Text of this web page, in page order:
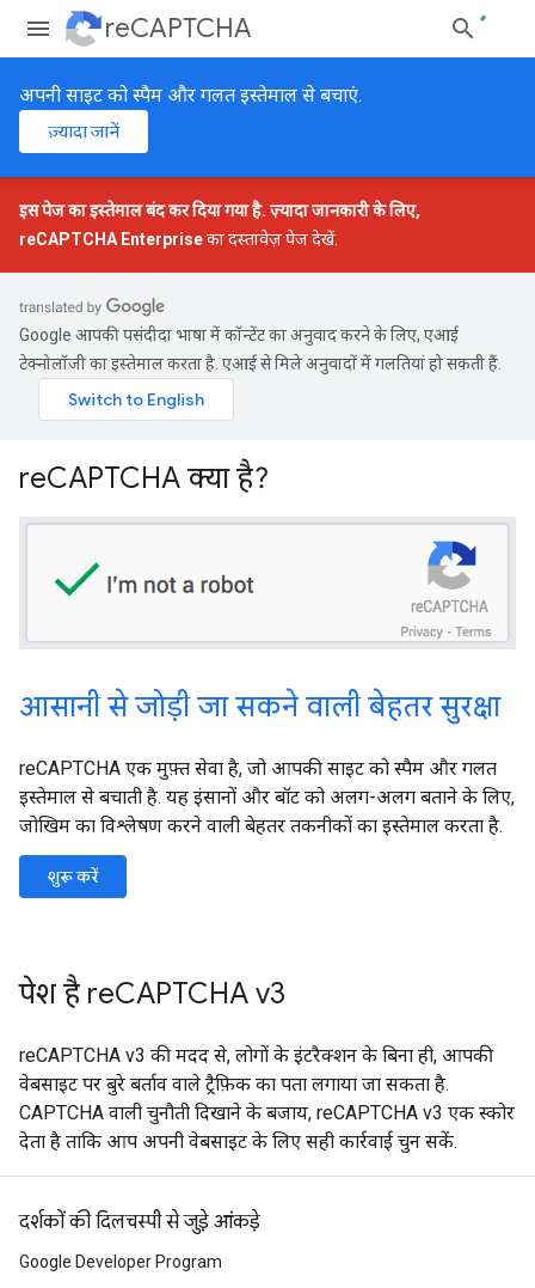
reCAPTCHA
अपनी साइट को स्पैम और गलत इस्तेमाल से बचाएं.
ज़्यादा जानें
इस पेज का इस्तेमाल बंद कर दिया गया है. ज़्यादा जानकारी के लिए,
reCAPTCHA Enterpriseका दस्तावेज़ पेज देखें.
Google आपकी पसंदीदा भाषा में कॉन्टेंट का अनुवाद करने के लिए, एआई
टेक्नोलॉजी का इस्तेमाल करता है. एआई से मिले अनुवादों में गलतियां हो सकती हैं.
reCAPTCHA क्या है?
आसानी से जोड़ी जा सकने वाली बेहतर सुरक्षा
reCAPTCHA एक मुफ़्त सेवा है, जो आपकी साइट को स्पैम और गलत
इस्तेमाल से बचाती है. यह इंसानों और बॉट को अलग-अलग बताने के लिए,
जोखिम का विश्लेषण करने वाली बेहतर तकनीकों का इस्तेमाल करता है.
शुरू करें
पेश है reCAPTCHA v3
reCAPTCHA v3 की मदद से, लोगों के इंटरैक्शन के बिना ही, आपकी
वेबसाइट पर बुरे बर्ताव वाले ट्रैफ़िक का पता लगाया जा सकता है.
CAPTCHA वाली चुनौती दिखाने के बजाय, reCAPTCHA v3 एक स्कोर
देता है ताकि आप अपनी वेबसाइट के लिए सही कार्रवाई चुन सकें.
दर्शकों की दिलचस्पी से जुड़े आंकड़े
Google Developer Program